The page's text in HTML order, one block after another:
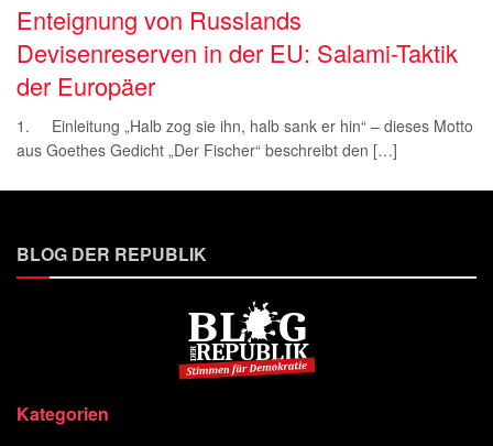
Enteignung von Russlands
Devisenreserven in der EU: Salami-Taktik
der Europäer
1. Einleitung „Halb zog sie ihn, halb sank er hin“ – dieses Motto
aus Goethes Gedicht „Der Fischer“ beschreibt den […]
BLOG DER REPUBLIK
Kategorien